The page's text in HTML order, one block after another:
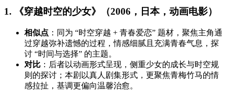
1. 《穿越时空的少女》（2006，日本，动画电影）
相似点 ：同为 “时空穿越 + 青春爱恋” 题材，聚焦主角通
过穿越弥补遗憾的过程，情感细腻且充满青春气息，探
讨 “时间与选择” 的主题。
对比 ：后者以动画形式呈现，侧重少女的成长与时空规
则的探讨；本剧以真人剧集形式，更聚焦青梅竹马的情
感拉扯，基调更偏向温馨治愈。